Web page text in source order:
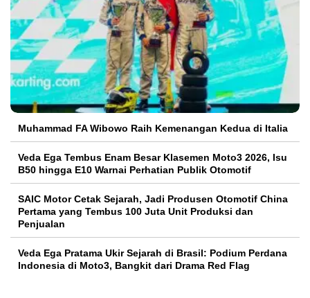
Muhammad FA Wibowo Raih Kemenangan Kedua di Italia
Veda Ega Tembus Enam Besar Klasemen Moto3 2026, Isu
B50 hingga E10 Warnai Perhatian Publik Otomotif
SAIC Motor Cetak Sejarah, Jadi Produsen Otomotif China
Pertama yang Tembus 100 Juta Unit Produksi dan
Penjualan
Veda Ega Pratama Ukir Sejarah di Brasil: Podium Perdana
Indonesia di Moto3, Bangkit dari Drama Red Flag